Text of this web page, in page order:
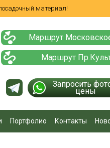
материал!
Маршрут
Маршрут
Запросить
цены
Портфолио Контакты